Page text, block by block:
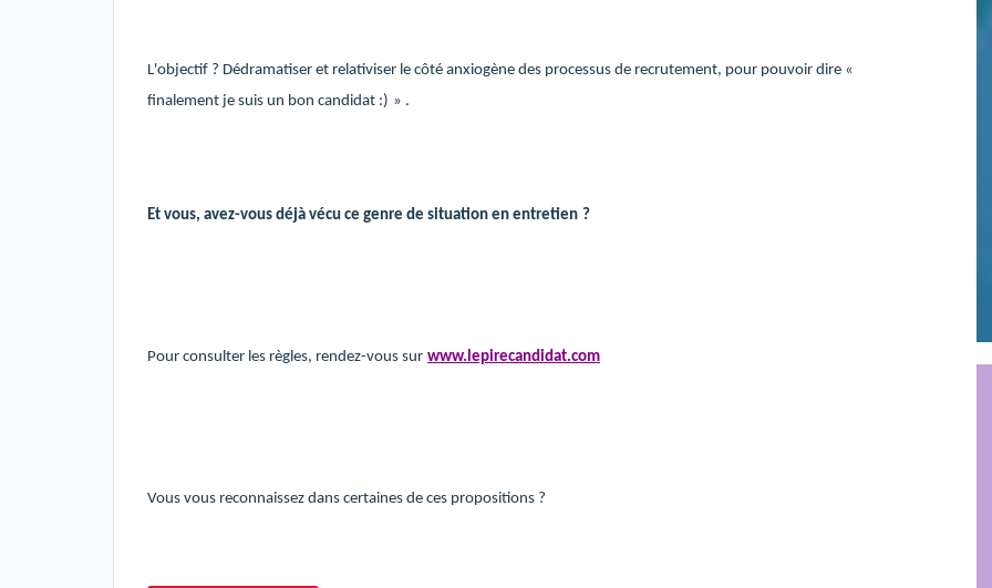
L'objectif ? Dédramatiser et relativiser le côté anxiogène des processus de recrutement, pour pouvoir dire «
finalement je suis un bon candidat :) » .
Et vous, avez-vous déjà vécu ce genre de situation en entretien ?
Pour consulter les règles, rendez-vous sur www.lepirecandidat.com
Vous vous reconnaissez dans certaines de ces propositions ?